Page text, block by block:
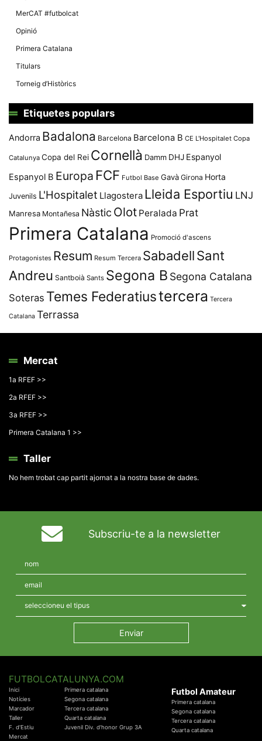
MerCAT #futbolcat
Opinió
Primera Catalana
Titulars
Torneig d’Històrics
Etiquetes populars
Andorra Badalona Barcelona Barcelona B CE L'Hospitalet Copa
Catalunya Copa del Rei Cornellà Damm DHJ Espanyol
Espanyol B Europa FCF Futbol Base Gavà Girona Horta
Juvenils L'Hospitalet Llagostera Lleida Esportiu LNJ
Manresa Montañesa Nàstic Olot Peralada Prat
Primera Catalana Promoció d'ascens
Protagonistes Resum Resum Tercera SabadellSant
Andreu Santboià Sants Segona B Segona Catalana
Soteras Temes Federatiustercera Tercera
Catalana Terrassa
Mercat
1a RFEF >>
2a RFEF >>
3a RFEF >>
Primera Catalana 1 >>
Taller
No hem trobat cap partit ajornat a la nostra base de dades.
Subscriu-te a la newsletter
FUTBOLCATALUNYA.COM
Inici
Notícies
Marcador
Taller
F. d'Estiu
Mercat
Primera catalana
Segona catalana
Tercera catalana
Quarta catalana
Juvenil Div. d'honor Grup 3A
Futbol Amateur
Primera catalana
Segona catalana
Tercera catalana
Quarta catalana